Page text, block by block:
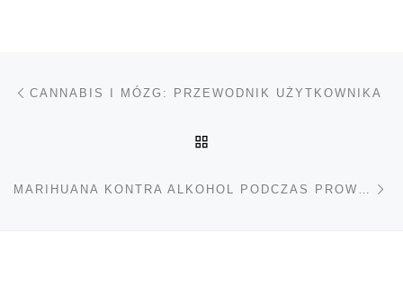
Nawigacja wpisu
CANNABIS I MÓZG: PRZEWODNIK UŻYTKOWNIKA